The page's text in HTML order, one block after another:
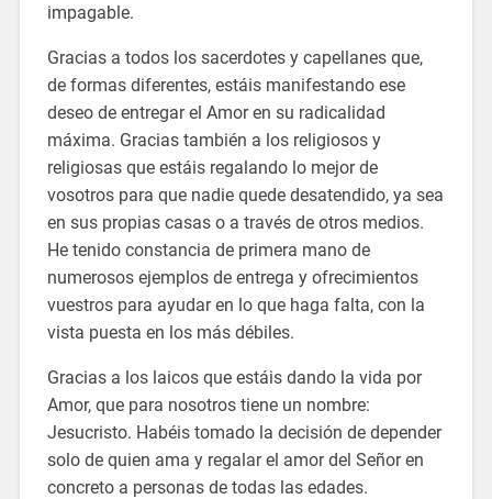
impagable.
Gracias a todos los sacerdotes y capellanes que,
de formas diferentes, estáis manifestando ese
deseo de entregar el Amor en su radicalidad
máxima. Gracias también a los religiosos y
religiosas que estáis regalando lo mejor de
vosotros para que nadie quede desatendido, ya sea
en sus propias casas o a través de otros medios.
He tenido constancia de primera mano de
numerosos ejemplos de entrega y ofrecimientos
vuestros para ayudar en lo que haga falta, con la
vista puesta en los más débiles.
Gracias a los laicos que estáis dando la vida por
Amor, que para nosotros tiene un nombre:
Jesucristo. Habéis tomado la decisión de depender
solo de quien ama y regalar el amor del Señor en
concreto a personas de todas las edades.